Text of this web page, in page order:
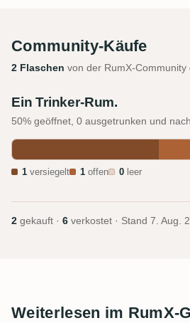
Community-Käufe
2 Flaschen von der RumX-Community
Ein Trinker-Rum.
50% geöffnet, 0 ausgetrunken und
1 versiegelt 1 offen 0 leer
2 gekauft · 6 verkostet · Stand 7. Aug.
Weiterlesen im RumX-